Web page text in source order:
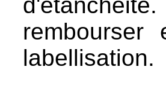
labellisation.